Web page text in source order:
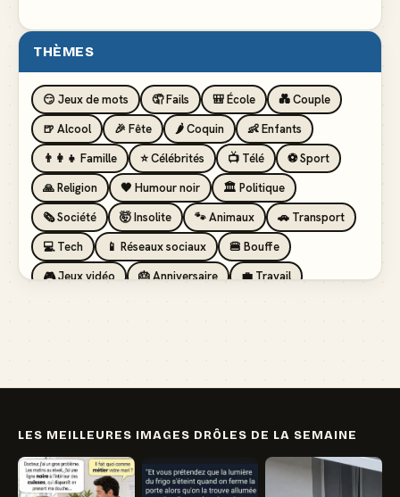
THÈMES
😏 Jeux de mots 🤦 Fails 🎒 École
💑 Couple
🍺 Alcool
🎉 Fête 🌶️ Coquin
👶 Enfants
👨‍👩‍👧 Famille
⭐ Célébrités 📺 Télé
⚽ Sport
🙏 Religion
🖤 Humour noir
🏛️ Politique
🗞️ Société
🤯 Insolite 🐾 Animaux
🚗 Transport
💻 Tech
📱 Réseaux sociaux
🍔 Bouffe
🎮 Jeux vidéo
🎂 Anniversaire
💼 Travail
LES MEILLEURES IMAGES DRÔLES DE LA SEMAINE